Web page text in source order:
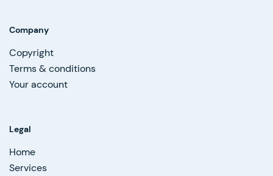
Company
Copyright
Terms & conditions
Your account
Legal
Home
Services